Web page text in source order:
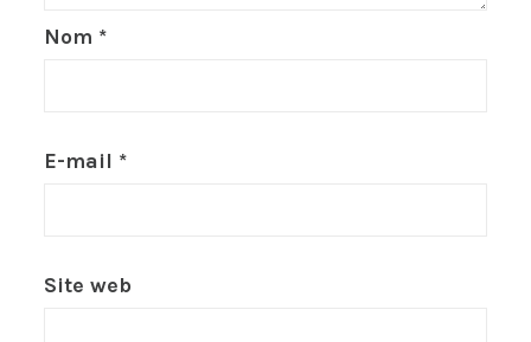
Nom *
E-mail *
Site web